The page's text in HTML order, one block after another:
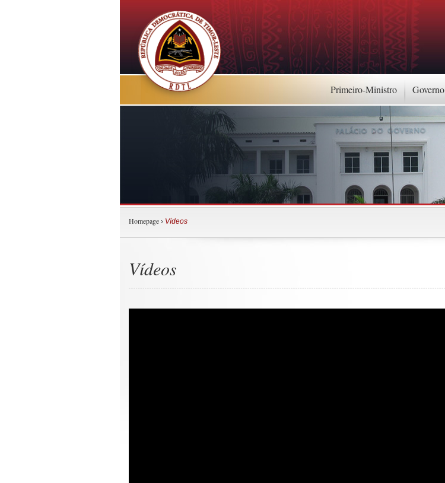
Primeiro-Ministro Governo
Homepage › Vídeos
Vídeos